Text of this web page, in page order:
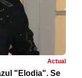
Actual
"Elodia". Se